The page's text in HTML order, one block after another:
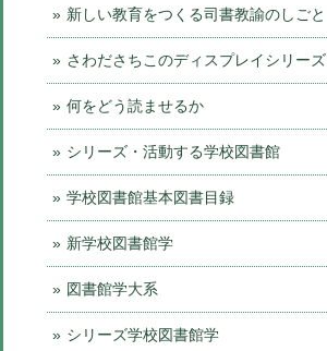
新しい教育をつくる司書教諭のしごと
さわださちこのディスプレイシリーズ
何をどう読ませるか
シリーズ・活動する学校図書館
学校図書館基本図書目録
新学校図書館学
図書館学大系
シリーズ学校図書館学